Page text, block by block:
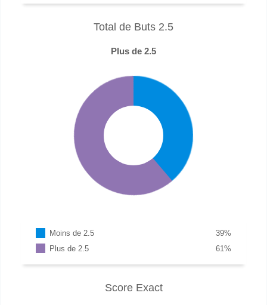
Total de Buts 2.5
Plus de 2.5
Moins de 2.5 %
39
Plus de 2.5
%
61
Score Exact